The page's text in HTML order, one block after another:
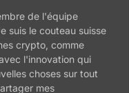
de l'équipe
suis le couteau suisse
crypto, comme
l'innovation qui
choses sur tout
mes